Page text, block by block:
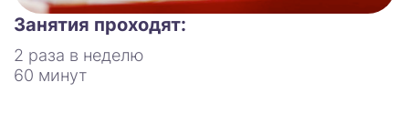
Занятия проходят:
2 раза в неделю
60 минут